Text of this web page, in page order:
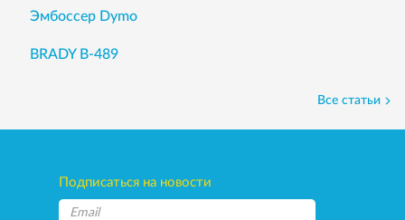
Эмбоссер Dymo
BRADY B-489
Все статьи
Подписаться на новости